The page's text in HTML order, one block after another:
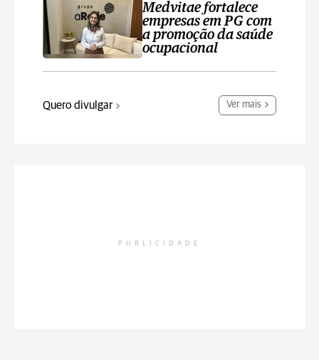
Medvitae fortalece
empresas em PG com
a promoção da saúde
ocupacional
Quero divulgar Ver mais
PUBLICIDADE